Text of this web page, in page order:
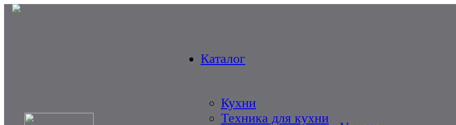
Каталог
Кухни
Техника для кухни